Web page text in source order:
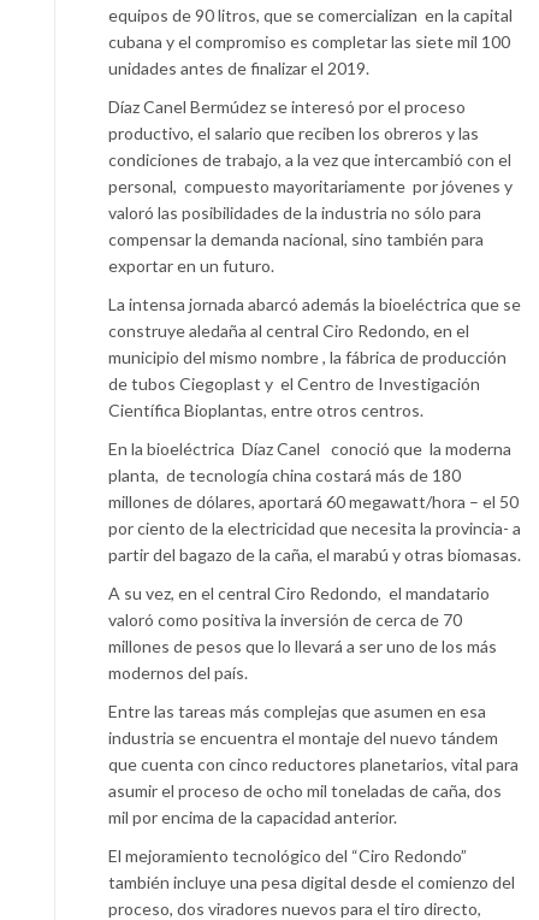
equipos de 90 litros, que se comercializan en la capital
cubana y el compromiso es completar las siete mil 100
unidades antes de finalizar el 2019.
Díaz Canel Bermúdez se interesó por el proceso
productivo, el salario que reciben los obreros y las
condiciones de trabajo, a la vez que intercambió con el
personal, compuesto mayoritariamente por jóvenes y
valoró las posibilidades de la industria no sólo para
compensar la demanda nacional, sino también para
exportar en un futuro.
La intensa jornada abarcó además la bioeléctrica que se
construye aledaña al central Ciro Redondo, en el
municipio del mismo nombre , la fábrica de producción
de tubos Ciegoplast y el Centro de Investigación
Científica Bioplantas, entre otros centros.
En la bioeléctrica Díaz Canel conoció que la moderna
planta, de tecnología china costará más de 180
millones de dólares, aportará 60 megawatt/hora – el 50
por ciento de la electricidad que necesita la provincia- a
partir del bagazo de la caña, el marabú y otras biomasas.
A su vez, en el central Ciro Redondo, el mandatario
valoró como positiva la inversión de cerca de 70
millones de pesos que lo llevará a ser uno de los más
modernos del país.
Entre las tareas más complejas que asumen en esa
industria se encuentra el montaje del nuevo tándem
que cuenta con cinco reductores planetarios, vital para
asumir el proceso de ocho mil toneladas de caña, dos
mil por encima de la capacidad anterior.
El mejoramiento tecnológico del “Ciro Redondo”
también incluye una pesa digital desde el comienzo del
proceso, dos viradores nuevos para el tiro directo,